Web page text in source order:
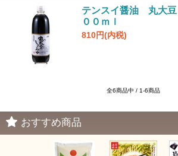
テンスイ醤油 丸大
００ｍｌ
810円(内税)
全6商品中 / 1-6商品
おすすめ商品